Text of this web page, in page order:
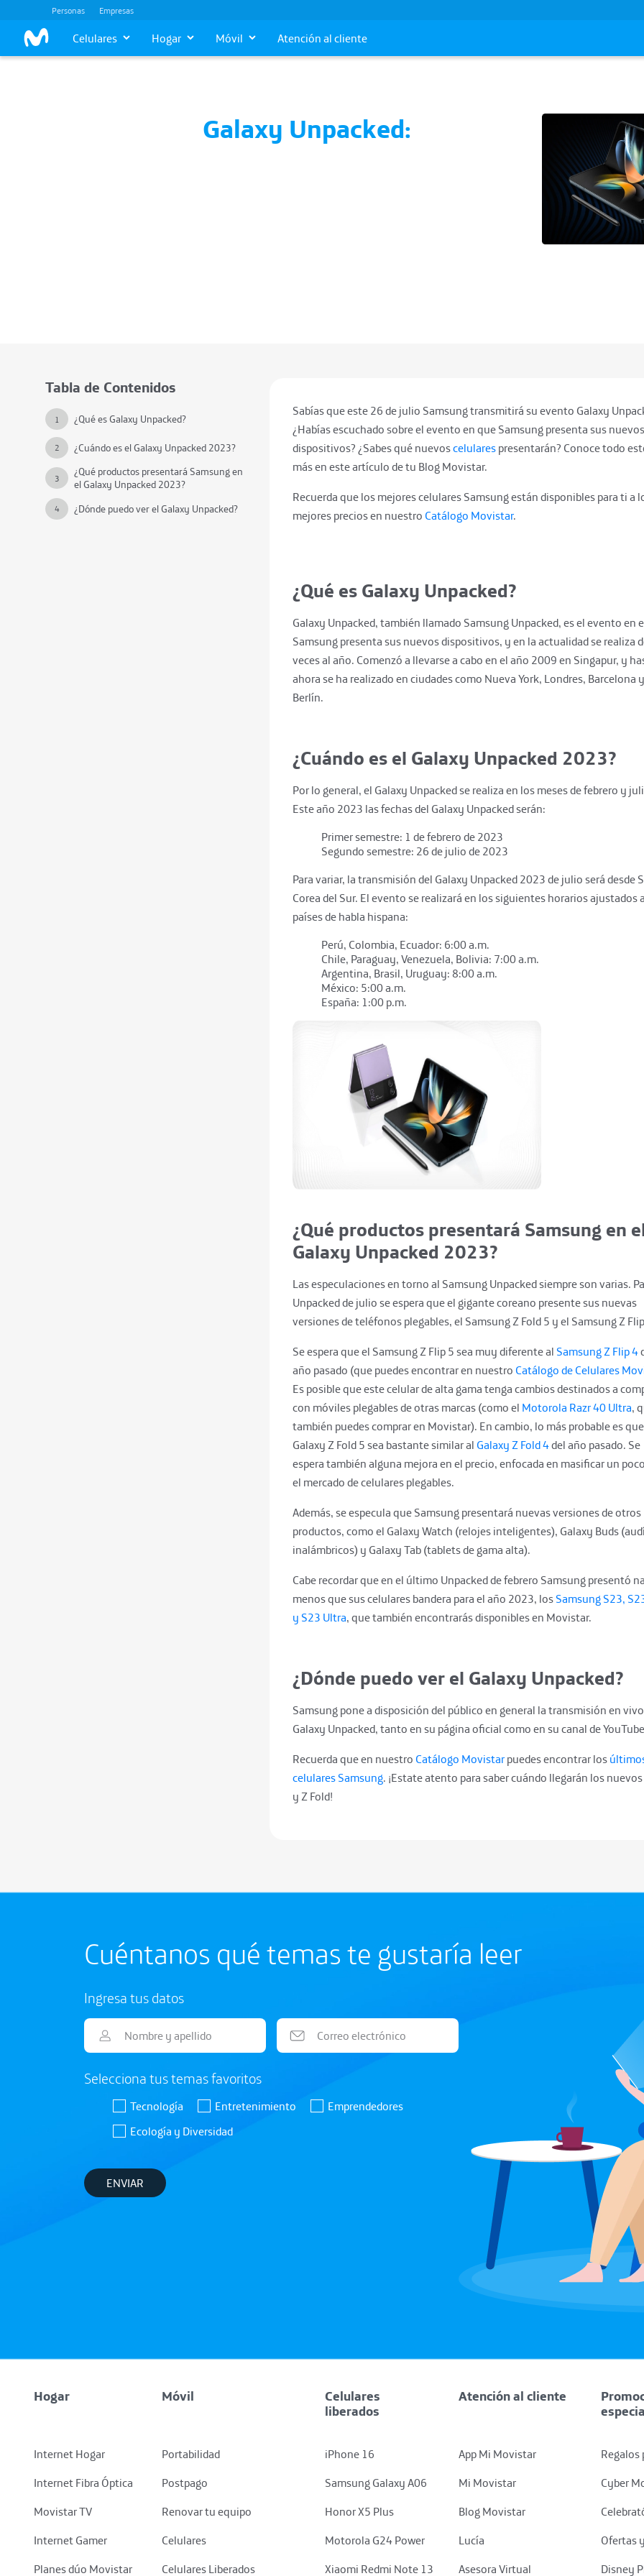
Personas Empresas
Celulares Hogar Móvil Atención al cliente
Galaxy Unpacked:
Tabla de Contenidos
1 ¿Qué es Galaxy Unpacked?
2 ¿Cuándo es el Galaxy Unpacked 2023?
3
¿Qué productos presentará Samsung en
el Galaxy Unpacked 2023?
4 ¿Dónde puedo ver el Galaxy Unpacked?
Sabías que este 26 de julio Samsung transmitirá su evento Galaxy
¿Habías escuchado sobre el evento en que Samsung presenta sus nuevos
dispositivos? ¿Sabes qué nuevoscelulares presentarán? Conoce todo
más en este artículo de tu Blog Movistar.
Recuerda que los mejores celulares Samsung están disponibles para ti a
mejores precios en nuestro Catálogo Movistar.
¿Qué es Galaxy Unpacked?
Galaxy Unpacked, también llamado Samsung Unpacked, es el evento en
Samsung presenta sus nuevos dispositivos, y en la actualidad se realiza
veces al año. Comenzó a llevarse a cabo en el año 2009 en Singapur, y
ahora se ha realizado en ciudades como Nueva York, Londres, Barcelona y
Berlín.
¿Cuándo es el Galaxy Unpacked 2023?
Por lo general, el Galaxy Unpacked se realiza en los meses de febrero y
Este año 2023 las fechas del Galaxy Unpacked serán:
Primer semestre: 1 de febrero de 2023
Segundo semestre: 26 de julio de 2023
Para variar, la transmisión del Galaxy Unpacked 2023 de julio será desde
Corea del Sur. El evento se realizará en los siguientes horarios ajustados
países de habla hispana:
Perú, Colombia, Ecuador: 6:00 a.m.
Chile, Paraguay, Venezuela, Bolivia: 7:00 a.m.
Argentina, Brasil, Uruguay: 8:00 a.m.
México: 5:00 a.m.
España: 1:00 p.m.
¿Qué productos presentará Samsung en
Galaxy Unpacked 2023?
Las especulaciones en torno al Samsung Unpacked siempre son varias.
Unpacked de julio se espera que el gigante coreano presente sus nuevas
versiones de teléfonos plegables, el Samsung Z Fold 5 y el Samsung Z
Se espera que el Samsung Z Flip 5 sea muy diferente al Samsung Z Flip 4
año pasado (que puedes encontrar en nuestro Catálogo de Celulares
Es posible que este celular de alta gama tenga cambios destinados a
con móviles plegables de otras marcas (como el Motorola Razr 40 Ultra,
también puedes comprar en Movistar). En cambio, lo más probable es
Galaxy Z Fold 5 sea bastante similar al Galaxy Z Fold 4del año pasado. Se
espera también alguna mejora en el precio, enfocada en masificar un
el mercado de celulares plegables.
Además, se especula que Samsung presentará nuevas versiones de otros
productos, como el Galaxy Watch (relojes inteligentes), Galaxy Buds
inalámbricos) y Galaxy Tab (tablets de gama alta).
Cabe recordar que en el último Unpacked de febrero Samsung presentó
menos que sus celulares bandera para el año 2023, los Samsung S23,
y S23 Ultra, que también encontrarás disponibles en Movistar.
¿Dónde puedo ver el Galaxy Unpacked?
Samsung pone a disposición del público en general la transmisión en
Galaxy Unpacked, tanto en su página oficial como en su canal de
Recuerda que en nuestro Catálogo Movistar puedes encontrar los
celulares Samsung. ¡Estate atento para saber cuándo llegarán los
y Z Fold!
Cuéntanos qué temas te gustaría leer
Ingresa tus datos
Selecciona tus temas favoritos
Tecnología Entretenimiento
Emprendedores
Ecología y Diversidad
ENVIAR
Hogar
Internet Hogar
Internet Fibra Óptica
Movistar TV
Internet Gamer
Planes dúo Movistar
Móvil
Portabilidad
Postpago
Renovar tu equipo
Celulares
Celulares Liberados
Celulares
liberados
iPhone 16
Samsung Galaxy A06
Honor X5 Plus
Motorola G24 Power
Xiaomi Redmi Note 13
Atención al cliente
App Mi Movistar
Mi Movistar
Blog Movistar
Lucía
Asesora Virtual
Regalos
Cyber
Ofertas
Disney